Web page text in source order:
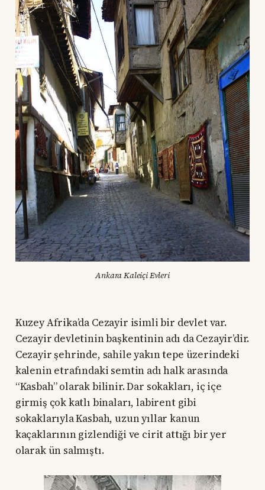
Ankara Kaleiçi Evleri
Kuzey Afrika’da Cezayir isimli bir devlet var.
Cezayir devletinin başkentinin adı da Cezayir’dir.
Cezayir şehrinde, sahile yakın tepe üzerindeki
kalenin etrafındaki semtin adı halk arasında
“Kasbah” olarak bilinir. Dar sokakları, iç içe
girmiş çok katlı binaları, labirent gibi
sokaklarıyla Kasbah, uzun yıllar kanun
kaçaklarının gizlendiği ve cirit attığı bir yer
olarak ün salmıştı.